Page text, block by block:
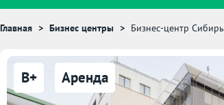
Главная Бизнес центры Бизнес-центр Сибирь
B+ Аренда